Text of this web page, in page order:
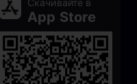
App Store